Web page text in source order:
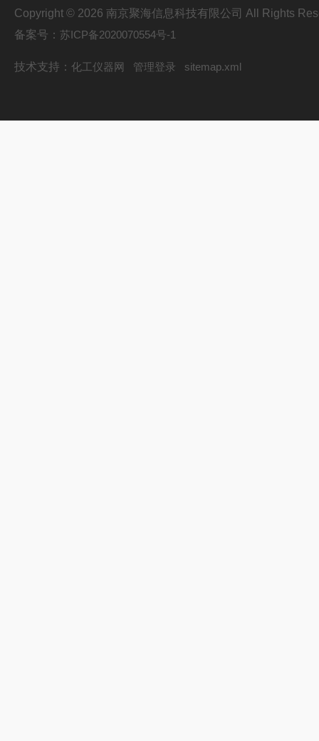
Copyright © 2026 南京聚海信息科技有限公司 All Rights
备案号： 苏ICP备2020070554号-1
技术支持： 化工仪器网 管理登录 sitemap.xml